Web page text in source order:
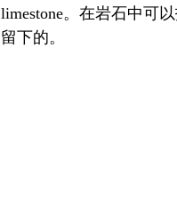
limestone。在岩石中可
留下的。